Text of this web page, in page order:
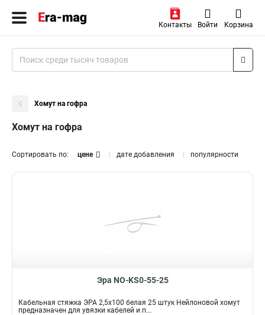
Контакты Войти Корзина
Хомут на гофра
Хомут на гофра
Сортировать по: цене дате добавления популярности
Эра NO-KS0-55-25
Кабельная стяжка ЭРА 2,5х100 белая 25 штук Нейлоновой хомут
предназначен для увязки кабелей и п...